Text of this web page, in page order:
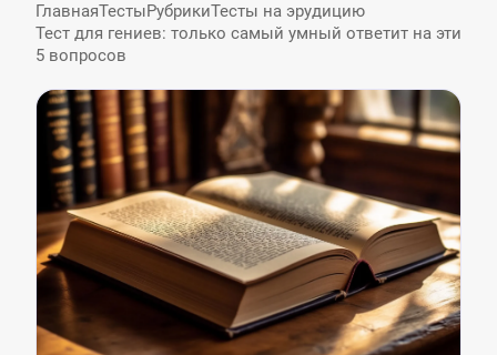
ГлавнаяТестыРубрикиТесты на эрудицию
Тест для гениев: только самый умный ответит на эти
5 вопросов